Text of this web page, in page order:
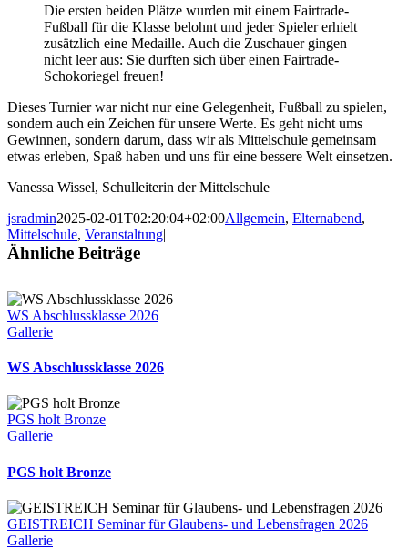
Die ersten beiden Plätze wurden mit einem Fairtrade-
Fußball für die Klasse belohnt und jeder Spieler erhielt
zusätzlich eine Medaille. Auch die Zuschauer gingen
nicht leer aus: Sie durften sich über einen Fairtrade-
Schokoriegel freuen!
Dieses Turnier war nicht nur eine Gelegenheit, Fußball zu spielen,
sondern auch ein Zeichen für unsere Werte. Es geht nicht ums
Gewinnen, sondern darum, dass wir als Mittelschule gemeinsam
etwas erleben, Spaß haben und uns für eine bessere Welt einsetzen.
Vanessa Wissel, Schulleiterin der Mittelschule
jsradmin2025-02-01T02:20:04+02:00Allgemein, Elternabend,
Mittelschule, Veranstaltung|
Ähnliche Beiträge
WS Abschlussklasse 2026
Gallerie
WS Abschlussklasse 2026
PGS holt Bronze
Gallerie
PGS holt Bronze
GEISTREICH Seminar für Glaubens- und Lebensfragen 2026
Gallerie